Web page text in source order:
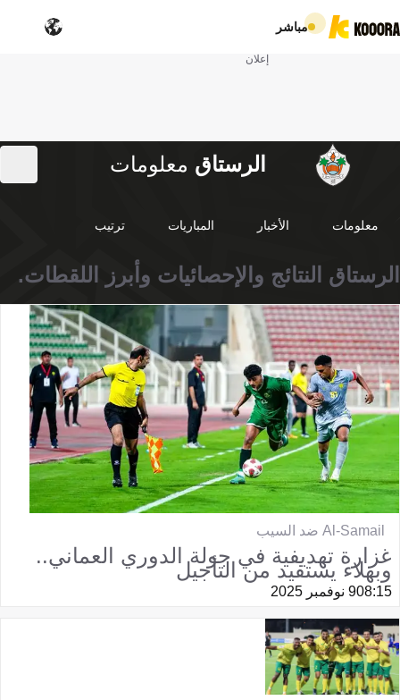
مباشر
إعلان
الرستاق معلومات
معلومات الأخبار المباريات ترتيب
الرستاق النتائج والإحصائيات وأبرز اللقطات.
Al-Samail ضد السيب
غزارة تهديفية في جولة الدوري العماني..
وبهلاء يستفيد من التأجيل
08:159 نوفمبر 2025